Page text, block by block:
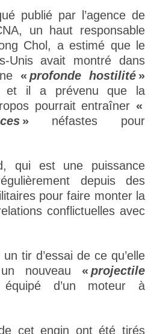
publié par l’agence de
un haut responsable
Chol, a estimé que le
Unis avait montré dans
« profonde hostilité »
et il a prévenu que la
pourrait entraîner «
»néfastes pour
qui est une puissance
depuis des
pour faire monter la
conflictuelles avec
tir d’essai de ce qu’elle
nouveau « projectile
d’un moteur à
cet engin ont été tirés